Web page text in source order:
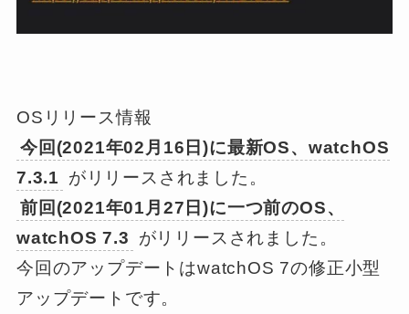
OSリリース情報
今回(2021年02月16日)に最新OS、watchOS
7.3.1
がリリースされました。
前回(2021年01月27日)に一つ前のOS、
watchOS 7.3
がリリースされました。
今回のアップデートはwatchOS 7の修正小型
アップデートです。